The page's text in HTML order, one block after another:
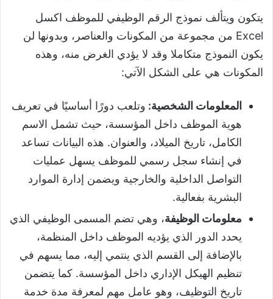
يتكون ويتألف نموذج الرقم الوظيفي للموظف اكسل
Excel من مجموعة من المكونات والعناصر، وبدونها لن
يكون النموذج متكاملا وقد لا يؤدي الغرض منه، وهذه
المكونات هي على الشكل الآتي:
المعلومات الشخصية: وتلعب دورًا أساسيًا في تعريف
هوية الموظف داخل المؤسسة، حيث تشمل الاسم
الكامل، تاريخ الميلاد، والعنوان. هذه البيانات تساعد
في إنشاء سجل رسمي للموظف يسهل عمليات
التواصل الداخلية والخارجية ويضمن إدارة الموارد
البشرية بفعالية.
معلومات الوظيفة، وهي تضم المسمى الوظيفي الذي
يحدد الدور الذي يؤديه الموظف داخل المنظمة،
بالإضافة إلى القسم الذي ينتمي إليه، مما يسهم في
تنظيم الهيكل الإداري داخل المؤسسة. كما يتضمن
تاريخ التوظيف، وهو عامل مهم لمعرفة مدة خدمة